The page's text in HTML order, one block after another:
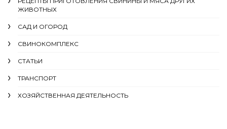
ЖИВОТНЫХ
САД И ОГОРОД
СВИНОКОМПЛЕКС
СТАТЬИ
ТРАНСПОРТ
ХОЗЯЙСТВЕННАЯ ДЕЯТЕЛЬНОСТЬ